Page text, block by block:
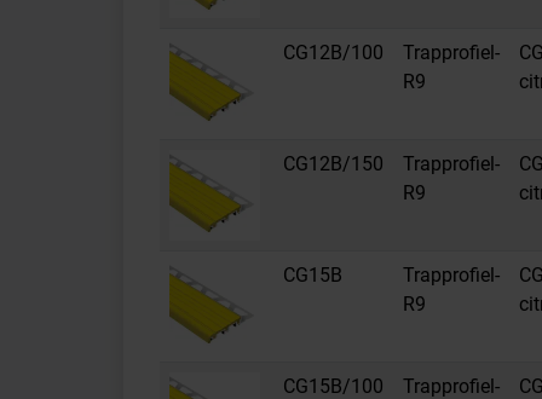
CG12B/100
Trapprofiel-
R9
CG12B/150
Trapprofiel-
R9
CG15B
Trapprofiel-
R9
CG15B/100
Trapprofiel-